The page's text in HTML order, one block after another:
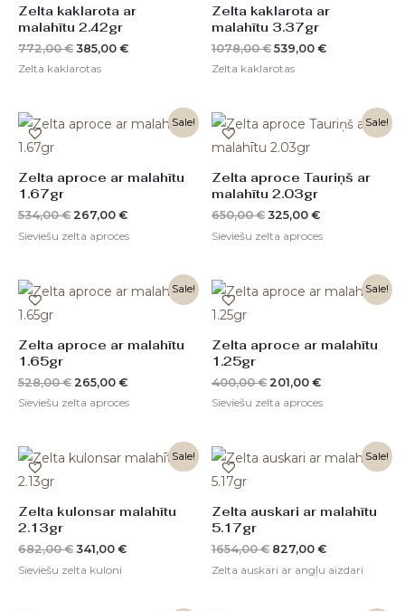
Zelta kaklarota ar
malahītu 2.42gr
772,00€ 385,00 €
Zelta kaklarotas
Zelta kaklarota ar
malahītu 3.37gr
1078,00€ 539,00 €
Zelta kaklarotas
Sale!
Zelta aproce ar malahītu
1.67gr
534,00€
Original
price
267,00 €
Current
price
Sieviešu zelta aproces
Sale!
Zelta aproce Tauriņš ar
malahītu 2.03gr
650,00€
Original
price
was:
325,00 €
Current
price
Sieviešu zelta aproces
Sale!
Zelta aproce ar malahītu
1.65gr
528,00€
price
265,00 €
Current
price
Sieviešu zelta aproces
Sale!
Zelta aproce ar malahītu
1.25gr
400,00€
price
201,00 €
Current
price
Sieviešu zelta aproces
Sale!
Zelta kulonsar malahītu
2.13gr
682,00€
Original
price
341,00 €
Current
price
Sieviešu zelta kuloni
Sale!
Zelta auskari ar malahītu
5.17gr
1654,00€
Original
price
827,00 €
Current
price
Zelta auskari ar angļu aizdari